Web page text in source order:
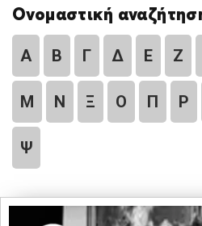
Ονομαστική
Α Β Γ Δ Ε Ζ
Μ Ν Ξ Ο Π Ρ
Ψ